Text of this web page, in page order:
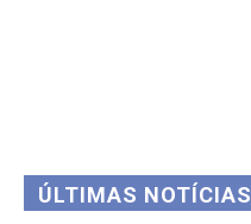
ÚLTIMAS NOTÍCIAS